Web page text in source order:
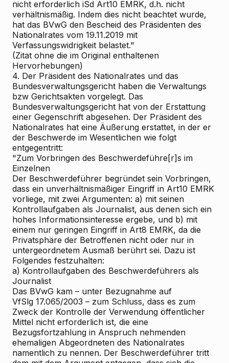
nicht erforderlich iSd Art10 EMRK, d.h. nicht
verhältnismäßig. Indem dies nicht beachtet wurde,
hat das BVwG den Bescheid des Präsidenten des
Nationalrates vom 19.11.2019 mit
Verfassungswidrigkeit belastet."
(Zitat ohne die im Original enthaltenen
Hervorhebungen)
4. Der Präsident des Nationalrates und das
Bundesverwaltungsgericht haben die Verwaltungs
bzw Gerichtsakten vorgelegt. Das
Bundesverwaltungsgericht hat von der Erstattung
einer Gegenschrift abgesehen. Der Präsident des
Nationalrates hat eine Äußerung erstattet, in der er
der Beschwerde im Wesentlichen wie folgt
entgegentritt:
"Zum Vorbringen des Beschwerdeführe[r]s im
Einzelnen
Der Beschwerdeführer begründet sein Vorbringen,
dass ein unverhältnismäßiger Eingriff in Art10 EMRK
vorliege, mit zwei Argumenten: a) mit seinen
Kontrollaufgaben als Journalist, aus denen sich ein
hohes Informationsinteresse ergebe, und b) mit
einem nur geringen Eingriff in Art8 EMRK, da die
Privatsphäre der Betroffenen nicht oder nur in
untergeordnetem Ausmaß berührt sei. Dazu ist
Folgendes festzuhalten:
a) Kontrollaufgaben des Beschwerdeführers als
Journalist
Das BVwG kam – unter Bezugnahme auf
VfSlg 17.065/2003 – zum Schluss, dass es zum
Zweck der Kontrolle der Verwendung öffentlicher
Mittel nicht erforderlich ist, die eine
Bezugsfortzahlung in Anspruch nehmenden
ehemaligen Abgeordneten des Nationalrates
namentlich zu nennen. Der Beschwerdeführer tritt